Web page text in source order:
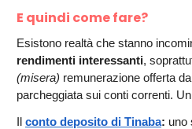
E quindi come fare?
Esistono realtà che stanno
rendimenti interessanti,
(misera) remunerazione offerta
parcheggiata sui conti correnti.
Il conto deposito di Tinaba: uno